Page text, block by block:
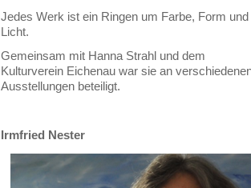
Jedes Werk ist ein Ringen um Farbe, Form und
Licht.
Gemeinsam mit Hanna Strahl und dem
Kulturverein Eichenau war sie an
Ausstellungen beteiligt.
Irmfried Nester